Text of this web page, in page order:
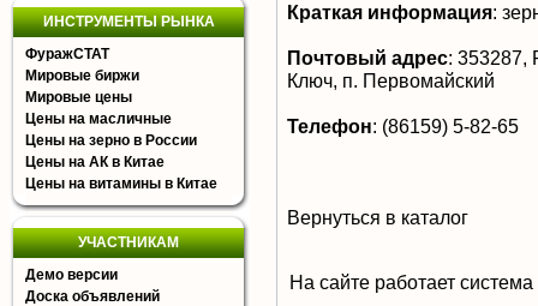
ИНСТРУМЕНТЫ РЫНКА
ФуражСТАТ
Мировые биржи
Мировые цены
Цены на масличные
Цены на зерно в России
Цены на АК в Китае
Цены на витамины в Китае
УЧАСТНИКАМ
Демо версии
Доска объявлений
Краткая информация:
Почтовый адрес: 353287,
Ключ, п. Первомайский
Телефон: (86159) 5-82-65
Вернуться в каталог
На сайте работает